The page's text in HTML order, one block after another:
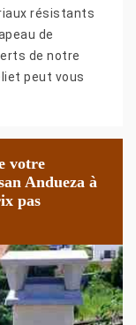
résistants
de
de notre
peut vous
votre
Andueza à
pas